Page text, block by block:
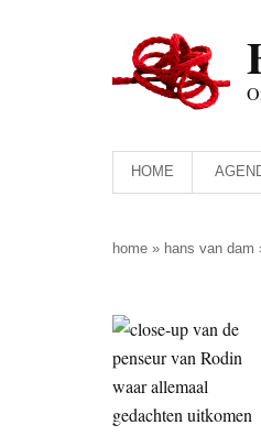
HOME
home » hans van dam